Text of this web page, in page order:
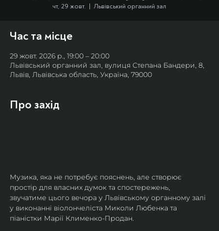
чт, 29 жовт.
  |
Львівський органний зал
Час та місце
29 жовт. 2026 р., 19:00 – 20:00
Львівський органний зал, вулиця Степана Бандери, 8,
Львів, Львівська область, Україна, 79000
Про захід
Музика, яка не потребує пояснень, але створює
простір для власних думок та спостережень,
звучатиме цього вечора у Львівському органному залі
у виконанні віолончеліста Миколи Любенка та
піаністки Марії Клименко-Продан.